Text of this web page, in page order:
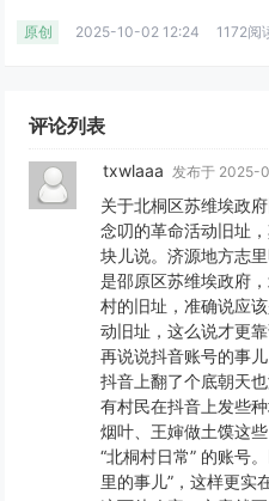
原创 2025-10-02 12:24 1172阅
评论列表
txwlaaa 发布于 2025-
关于北桐区苏维埃政
念叨的革命活动旧址
块儿说。济源地方志
是邵原区苏维埃政府
村的旧址，准确说应
动旧址，这么说才更靠
再说说抖音账号的事
抖音上翻了个底朝天
有村民在抖音上发些
烟叶、王婶做土馍这
“北桐村日常” 的账号
里的事儿”，这样更实在